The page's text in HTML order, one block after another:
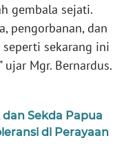
gembala sejati.
pengorbanan, dan
sekarang ini
ujar Mgr. Bernardus.
Sekda Papua
di Perayaan